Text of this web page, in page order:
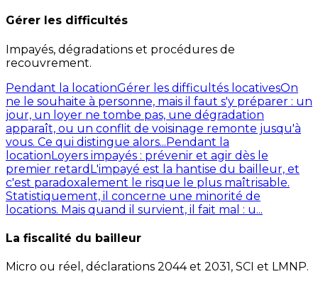
Gérer les difficultés
Impayés, dégradations et procédures de
recouvrement.
Pendant la locationGérer les difficultés locativesOn
ne le souhaite à personne, mais il faut s'y préparer : un
jour, un loyer ne tombe pas, une dégradation
apparaît, ou un conflit de voisinage remonte jusqu'à
vous. Ce qui distingue alors...Pendant la
locationLoyers impayés : prévenir et agir dès le
premier retard L'impayé est la hantise du bailleur, et
c'est paradoxalement le risque le plus maîtrisable.
Statistiquement, il concerne une minorité de
locations. Mais quand il survient, il fait mal : u...
La fiscalité du bailleur
Micro ou réel, déclarations 2044 et 2031, SCI et LMNP.